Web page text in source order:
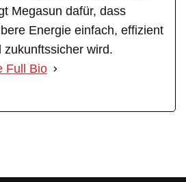
Megasun dafür, dass
Energie einfach, effizient
zukunftssicher wird.
Full Bio